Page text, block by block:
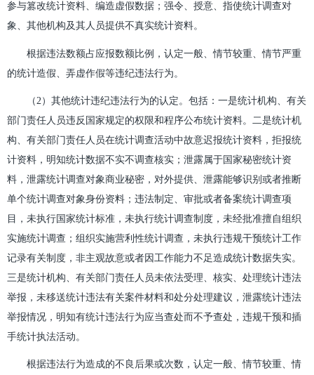
参与篡改统计资料、编造虚假数据；强令、授意、指使统计调查对
象、其他机构及其人员提供不真实统计资料。
根据违法数额占应报数额比例，认定一般、情节较重、情节严重
的统计造假、弄虚作假等违纪违法行为。
（2）其他统计违纪违法行为的认定。包括：一是统计机构、有关
部门责任人员违反国家规定的权限和程序公布统计资料。二是统计机
构、有关部门责任人员在统计调查活动中故意迟报统计资料，拒报统
计资料，明知统计数据不实不调查核实；泄露属于国家秘密统计资
料，泄露统计调查对象商业秘密，对外提供、泄露能够识别或者推断
单个统计调查对象身份资料；违法制定、审批或者备案统计调查项
目，未执行国家统计标准，未执行统计调查制度，未经批准擅自组织
实施统计调查；组织实施营利性统计调查，未执行违规干预统计工作
记录有关制度，非主观故意或者因工作能力不足造成统计数据失实。
三是统计机构、有关部门责任人员未依法受理、核实、处理统计违法
举报，未移送统计违法有关案件材料和处分处理建议，泄露统计违法
举报情况，明知有统计违法行为应当查处而不予查处，违规干预和插
手统计执法活动。
根据违法行为造成的不良后果或次数，认定一般、情节较重、情